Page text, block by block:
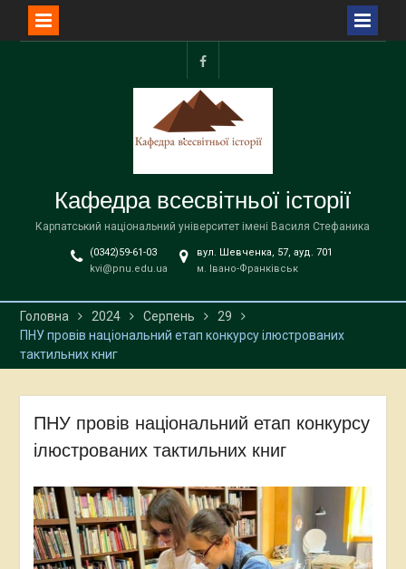
facebook
Кафедра всесвітньої історії
Карпатський національний університет імені Василя Стефаника
(0342)59-61-03
kvi@pnu.edu.ua
вул. Шевченка, 57, ауд. 701
м. Івано-Франківськ
Головна 2024 Серпень
29
ПНУ провів національний етап конкурсу ілюстрованих
тактильних книг
ПНУ провів національний етап конкурсу
ілюстрованих тактильних книг